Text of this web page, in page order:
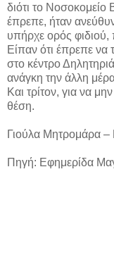
διότι το Νοσοκομείο
έπρεπε, ήταν
υπήρχε ορός
Είπαν ότι έπρεπε
στο κέντρο
ανάγκη την άλλη
Και τρίτον, για να
θέση.
Γιούλα Μητρομάρα –
Πηγή: Εφημερίδα